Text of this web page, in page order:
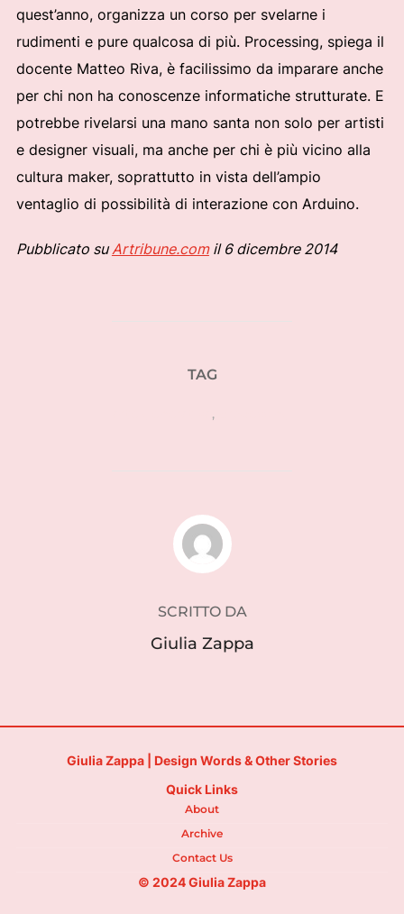
quest’anno, organizza un corso per svelarne i
rudimenti e pure qualcosa di più. Processing, spiega il
docente Matteo Riva, è facilissimo da imparare anche
per chi non ha conoscenze informatiche strutturate. E
potrebbe rivelarsi una mano santa non solo per artisti
e designer visuali, ma anche per chi è più vicino alla
cultura maker, soprattutto in vista dell’ampio
ventaglio di possibilità di interazione con Arduino.
Pubblicato suArtribune.comil 6 dicembre 2014
TAG
,
AUTORE DELL'ARTICOLO
SCRITTO DA
Giulia Zappa
Giulia Zappa | Design Words & Other Stories
Quick Links
About
Archive
Contact Us
© 2024 Giulia Zappa